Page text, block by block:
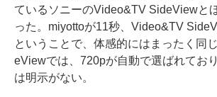
ているソニーのVideo&TV SideViewと
った。miyottoが11秒、Video&TV
ということで、体感的にはまったく同
eViewでは、720pが自動で選ばれてお
は明示がない。